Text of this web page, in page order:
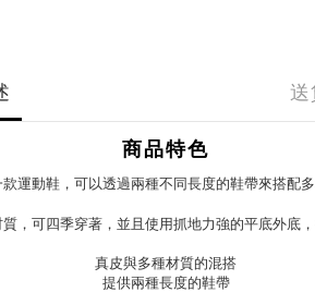
送
商品特色
運動鞋，可以透過兩種不同長度的鞋帶來搭配多
，可四季穿著，並且使用抓地力強的平底外底，
真皮與多種材質的混搭
提供兩種長度的鞋帶